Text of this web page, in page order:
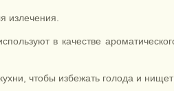
излечения.
в качестве
чтобы избежать голода и